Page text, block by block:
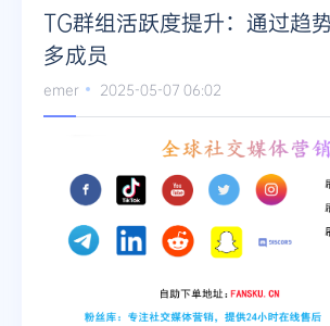
TG群组活跃度提升：通过趋
多成员
emer 2025-05-07 06:02